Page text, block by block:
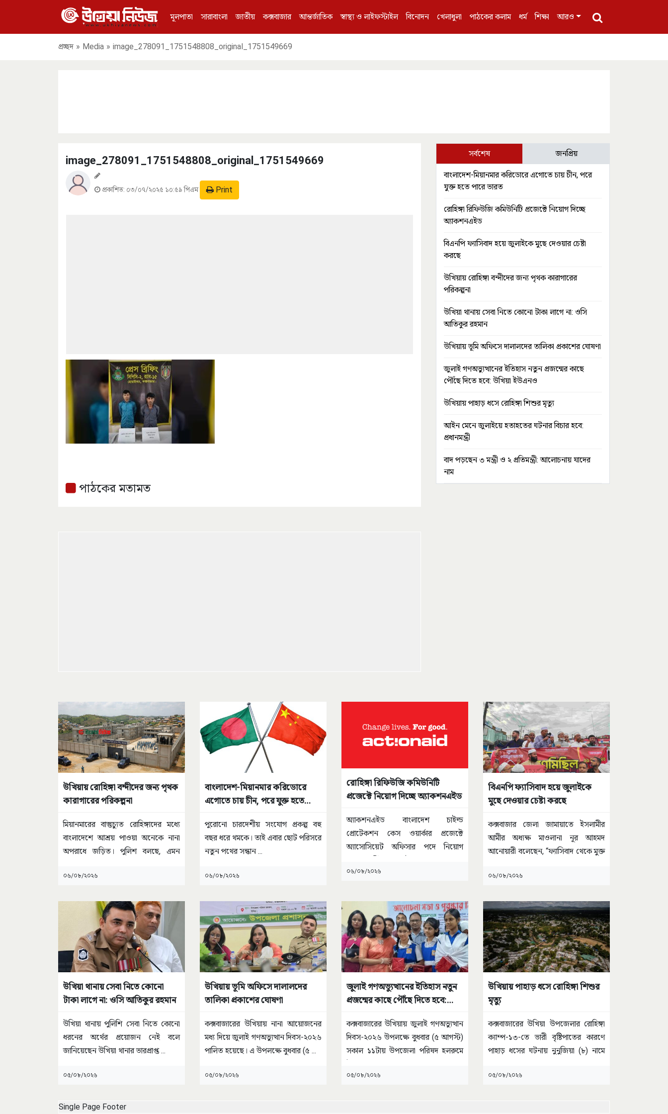
মূলপাতা সারাবাংলা জাতীয় কক্সবাজার আন্তর্জাতিক স্বাস্থ্য ও লাইফস্টাইল বিনোদন খেলাধুলা পাঠকের কলাম ধর্ম শিক্ষা আরও
প্রচ্ছদ » Media » image_278091_1751548808_original_1751549669
image_278091_1751548808_original_1751549669
প্রকাশিত: ০৩/০৭/২০২৫ ১০:৫৯ পিএম Print
পাঠকের মতামত
সর্বশেষ জনপ্রিয়
বাংলাদেশ-মিয়ানমার করিডোরে এগোতে চায় চীন, পরে
যুক্ত হতে পারে ভারত
রোহিঙ্গা রিফিউজি কমিউনিটি প্রজেক্টে নিয়োগ দিচ্ছে
অ্যাকশনএইড
বিএনপি ফ্যাসিবাদ হয়ে জুলাইকে মুছে দেওয়ার চেষ্টা
করছে
উখিয়ায় রোহিঙ্গা বন্দীদের জন্য পৃথক কারাগারের
পরিকল্পনা
উখিয়া থানায় সেবা নিতে কোনো টাকা লাগে না: ওসি
আতিকুর রহমান
উখিয়ায় ভূমি অফিসে দালালদের তালিকা প্রকাশের ঘোষণা
জুলাই গণঅভ্যুত্থানের ইতিহাস নতুন প্রজন্মের কাছে
পৌঁছে দিতে হবে: উখিয়া ইউএনও
উখিয়ায় পাহাড় ধসে রোহিঙ্গা শিশুর মৃত্যু
আইন মেনে জুলাইয়ে হতাহতের ঘটনার বিচার হবে:
প্রধানমন্ত্রী
বাদ পড়ছেন ৩ মন্ত্রী ও ২ প্রতিমন্ত্রী: আলোচনায় যাদের
নাম
উখিয়ায় রোহিঙ্গা বন্দীদের জন্য পৃথক
কারাগারের পরিকল্পনা
মিয়ানমারের বাস্তুচ্যুত রোহিঙ্গাদের মধ্যে
বাংলাদেশে আশ্রয় পাওয়া অনেকে নানা
অপরাধে জড়িত। পুলিশ বলছে, এমন
০৬/০৮/২০২৬
বাংলাদেশ-মিয়ানমার করিডোরে
এগোতে চায় চীন, পরে যুক্ত হতে
পুরোনো চারদেশীয় সংযোগ প্রকল্প বহু
বছর ধরে থমকে। তাই এবার ছোট পরিসরে
নতুন পথের সন্ধান...
০৬/০৮/২০২৬
রোহিঙ্গা রিফিউজি কমিউনিটি
প্রজেক্টে নিয়োগ দিচ্ছে অ্যাকশনএইড
অ্যাকশনএইড বাংলাদেশ চাইল্ড
প্রোটেকশন কেস ওয়ার্কার প্রজেক্টে
অ্যাসোসিয়েট অফিসার পদে নিয়োগ
০৬/০৮/২০২৬
বিএনপি ফ্যাসিবাদ হয়ে জুলাইকে
মুছে দেওয়ার চেষ্টা করছে
কক্সবাজার জেলা জামায়াতে ইসলামীর
আমীর অধ্যক্ষ মাওলানা নূর আহমদ
আনোয়ারী বলেছেন, “ফ্যাসিবাদ থেকে মুক্ত
০৬/০৮/২০২৬
উখিয়া থানায় সেবা নিতে কোনো
টাকা লাগে না: ওসি আতিকুর রহমান
উখিয়া থানায় পুলিশি সেবা নিতে কোনো
ধরনের অর্থের প্রয়োজন নেই বলে
জানিয়েছেন উখিয়া থানার ভারপ্রাপ্ত...
০৫/০৮/২০২৬
উখিয়ায় ভূমি অফিসে দালালদের
তালিকা প্রকাশের ঘোষণা
কক্সবাজারের উখিয়ায় নানা আয়োজনের
মধ্য দিয়ে জুলাই গণঅভ্যুত্থান দিবস-২০২৬
পালিত হয়েছে। এ উপলক্ষে বুধবার (৫ ...
০৫/০৮/২০২৬
জুলাই গণঅভ্যুত্থানের ইতিহাস নতুন
প্রজন্মের কাছে পৌঁছে দিতে হবে:
কক্সবাজারের উখিয়ায় জুলাই গণঅভ্যুত্থান
দিবস-২০২৬ উপলক্ষে বুধবার (৫ আগস্ট)
সকাল ১১টায় উপজেলা পরিষদ হলরুমে
০৫/০৮/২০২৬
উখিয়ায় পাহাড় ধসে রোহিঙ্গা শিশুর
মৃত্যু
কক্সবাজারের উখিয়া উপজেলার রোহিঙ্গা
ক্যাম্প-১৩-তে ভারী বৃষ্টিপাতের কারণে
পাহাড় ধসের ঘটনায় নুনুজিয়া (৮) নামে
০৫/০৮/২০২৬
Single Page Footer